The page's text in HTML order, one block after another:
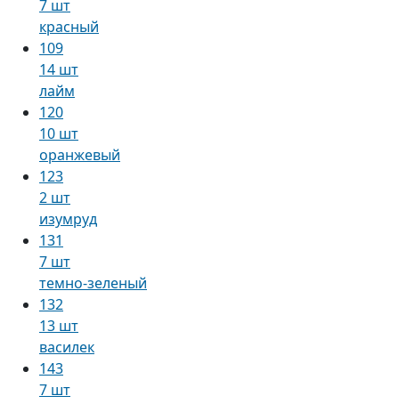
7 шт
красный
109
14 шт
лайм
120
10 шт
оранжевый
123
2 шт
изумруд
131
7 шт
темно-зеленый
132
13 шт
василек
143
7 шт